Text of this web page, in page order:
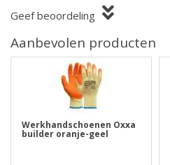
Geef beoordeling
Aanbevolen producten
Werkhandschoenen Oxxa
builder oranje-geel